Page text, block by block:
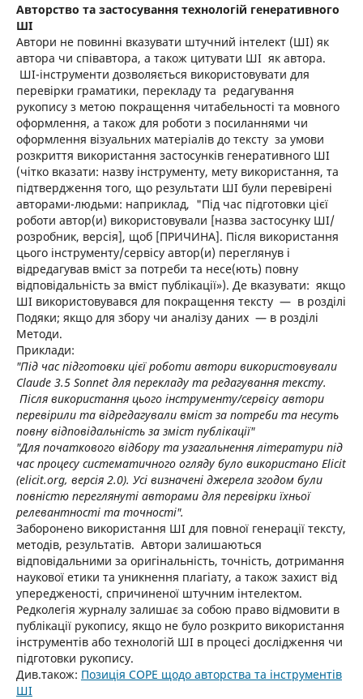
Авторство та застосування технологій генеративного
ШІ
Автори не повинні вказувати штучний інтелект (ШІ) як
автора чи співавтора, а також цитувати ШІ як автора.
ШІ-інструменти дозволяється використовувати для
перевірки граматики, перекладу та редагування
рукопису з метою покращення читабельності та мовного
оформлення, а також для роботи з посиланнями чи
оформлення візуальних матеріалів до тексту за умови
розкриття використання застосунків генеративного ШІ
(чітко вказати: назву інструменту, мету використання, та
підтвердження того, що результати ШІ були перевірені
авторами-людьми: наприклад, "Під час підготовки цієї
роботи автор(и) використовували [назва застосунку ШІ/
розробник, версія], щоб [ПРИЧИНА]. Після використання
цього інструменту/сервісу автор(и) переглянув і
відредагував вміст за потреби та несе(ють) повну
відповідальність за вміст публікації»). Де вказувати: якщо
ШІ використовувався для покращення тексту — в розділі
Подяки; якщо для збору чи аналізу даних — в розділі
Методи.
Приклади:
"Під час підготовки цієї роботи автори використовували
Claude 3.5 Sonnet для перекладу та редагування тексту.
Після використання цього інструменту/сервісу автори
перевірили та відредагували вміст за потреби та несуть
повну відповідальність за зміст публікації"
"Для початкового відбору та узагальнення літератури під
час процесу систематичного огляду було використано Elicit
(elicit.org, версія 2.0). Усі визначені джерела згодом були
повністю переглянуті авторами для перевірки їхньої
релевантності та точності".
Заборонено використання ШІ для повної генерації тексту,
методів, результатів. Автори залишаються
відповідальними за оригінальність, точність, дотримання
наукової етики та уникнення плагіату, а також захист від
упередженості, спричиненої штучним інтелектом.
Редколегія журналу залишає за собою право відмовити в
публікації рукопису, якщо не було розкрито використання
інструментів або технологій ШІ в процесі дослідження чи
підготовки рукопису.
Див.також: Позиція COPE щодо авторства та інструментів
ШІ